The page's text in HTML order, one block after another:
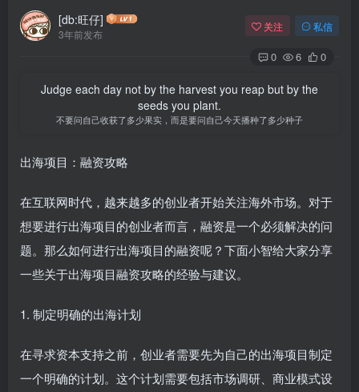
[db:旺仔]
3年前发布
关注 私信
0 6 0
Judge each day not by the harvest you reap but by the
seeds you plant.
不要问自己收获了多少果实，而是要问自己今天播种了多少种子
出海项目：融资攻略
在互联网时代，越来越多的创业者开始关注海外市场。对于
想要进行出海项目的创业者而言，融资是一个必须解决的问
题。那么如何进行出海项目的融资呢？下面小智给大家分享
一些关于出海项目融资攻略的经验与建议。
1. 制定明确的出海计划
在寻求资本支持之前，创业者需要先为自己的出海项目制定
一个明确的计划。这个计划需要包括市场调研、商业模式设